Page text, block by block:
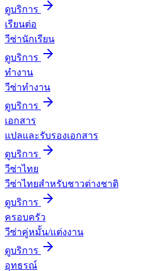
ดูบริการ
เรียนต่อ
วีซ่านักเรียน
ดูบริการ
ทำงาน
วีซ่าทำงาน
ดูบริการ
เอกสาร
แปลและรับรองเอกสาร
ดูบริการ
วีซ่าไทย
วีซ่าไทยสำหรับชาวต่างชาติ
ดูบริการ
ครอบครัว
วีซ่าคู่หมั้น/แต่งงาน
ดูบริการ
อุทธรณ์